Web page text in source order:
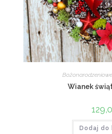
Bożonarodzeniowe
Wianek
Dodaj do